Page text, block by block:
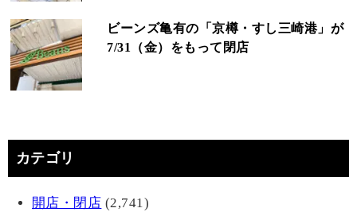
ビーンズ亀有の「京樽・すし三崎港」が
7/31（金）をもって閉店
カテゴリ
開店・閉店 (2,741)